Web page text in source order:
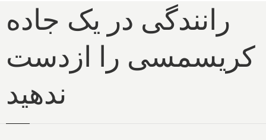
رانندگی در یک جاده
کریسمسی را ازدست
ندهید